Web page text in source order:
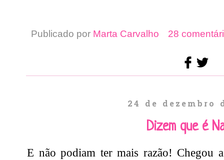
Publicado por Marta Carvalho 28
24 de dezembro
Dizem que é
E não podiam ter mais razão! Chegou